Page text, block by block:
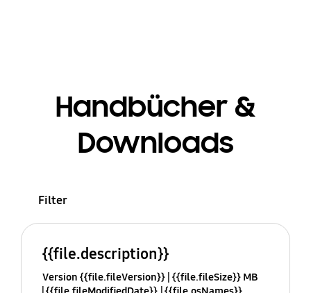
Handbücher &
Downloads
Filter
{{file.description}}
Version {{file.fileVersion}} {{file.fileSize}} MB